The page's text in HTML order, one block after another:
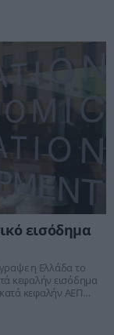
εισόδημα
η Ελλάδα το
κεφαλήν εισόδημα
κεφαλήν ΑΕΠ